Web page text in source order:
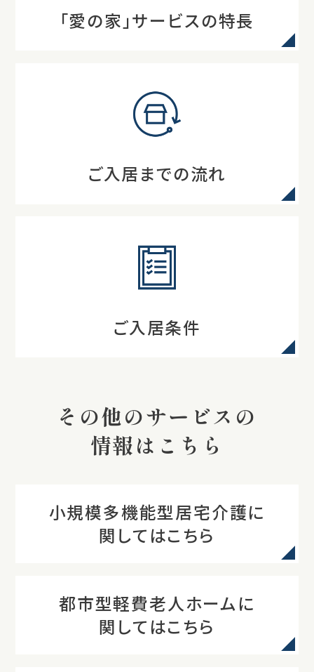
「愛の家」サービスの特長
ご入居までの流れ
ご入居条件
その他のサービスの
情報はこちら
小規模多機能型居宅介護に
関してはこちら
都市型軽費老人ホームに
関してはこちら